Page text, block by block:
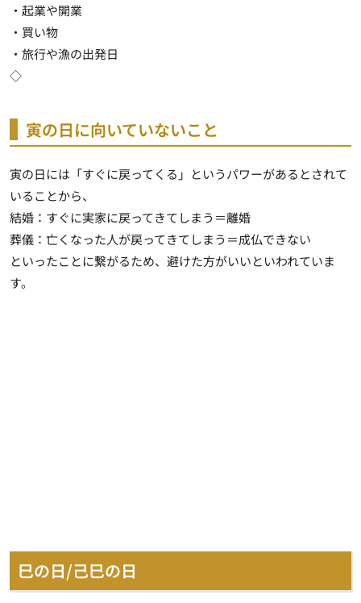
・起業や開業
・買い物
・旅行や漁の出発日
◇
寅の日に向いていないこと
寅の日には「すぐに戻ってくる」というパワーがあるとされて
いることから、
結婚：すぐに実家に戻ってきてしまう＝離婚
葬儀：亡くなった人が戻ってきてしまう＝成仏できない
といったことに繋がるため、避けた方がいいといわれていま
す。
巳の日/己巳の日